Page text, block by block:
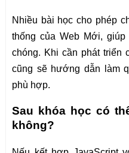
Nhiều bài học cho phép
thống của Web Mới,
chóng. Khi cần phát
cũng sẽ hướng dẫn làm
phù hợp.
Sau khóa học có
không?